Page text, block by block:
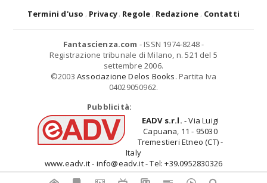
Termini d'uso Privacy Regole Redazione Contatti
Fantascienza.com - ISSN 1974-8248 -
Registrazione tribunale di Milano, n. 521 del 5
settembre 2006.
©2003 Associazione Delos Books. Partita Iva
04029050962.
Pubblicità:
EADV s.r.l. - Via Luigi
Capuana, 11 - 95030
Tremestieri Etneo (CT) -
Italy
www.eadv.it - info@eadv.it - Tel: +39.0952830326